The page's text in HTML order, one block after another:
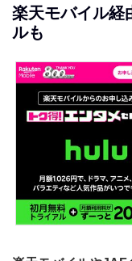
楽天モバイル経
ルも